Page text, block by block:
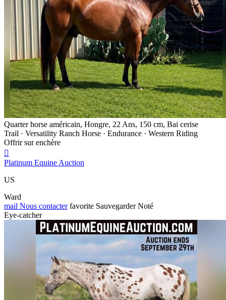
Quarter horse américain, Hongre, 22 Ans, 150 cm, Bai cerise
Trail · Versatility Ranch Horse · Endurance · Western Riding
Offrir sur enchère

Platinum Equine Auction
US
Ward
mail Nous contacter favorite Sauvegarder Noté
Eye-catcher